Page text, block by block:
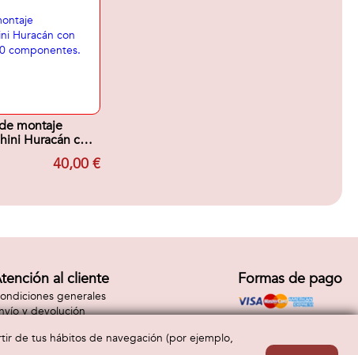
montaje
Huracán con
componentes.
40,00 €
al cliente
generales
y devolución
Formas de pago
de tus hábitos de navegación (por ejemplo,